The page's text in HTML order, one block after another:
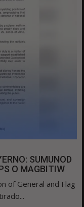
SUMUNOD
O MAGBITIW
of General and Flag